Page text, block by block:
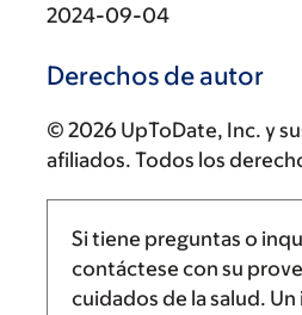
2024-09-04
Derechos de autor
© 2026 UpToDate, Inc. y
afiliados. Todos los
Si tiene preguntas o
contáctese con su
cuidados de la salud.